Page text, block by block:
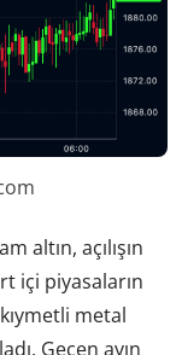
altın, açılışın
içi piyasaların
kıymetli metal
Geçen ayın